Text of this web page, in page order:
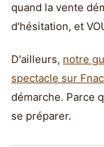
quand la vente
d'hésitation, et
D'ailleurs, notre
spectacle sur Fnac
démarche. Parce
se préparer.